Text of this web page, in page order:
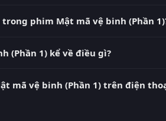
phim Mật mã vệ binh (Phần
(Phần 1) kể về điều gì?
1) – là một trong những bộ phim
mã vệ binh (Phần 1) trên điện